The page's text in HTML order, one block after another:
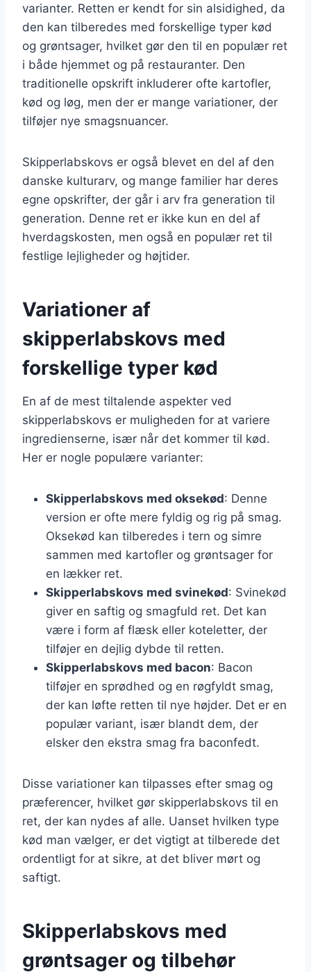
varianter. Retten er kendt for sin alsidighed, da
den kan tilberedes med forskellige typer kød
og grøntsager, hvilket gør den til en populær ret
i både hjemmet og på restauranter. Den
traditionelle opskrift inkluderer ofte kartofler,
kød og løg, men der er mange variationer, der
tilføjer nye smagsnuancer.
Skipperlabskovs er også blevet en del af den
danske kulturarv, og mange familier har deres
egne opskrifter, der går i arv fra generation til
generation. Denne ret er ikke kun en del af
hverdagskosten, men også en populær ret til
festlige lejligheder og højtider.
Variationer af
skipperlabskovs med
forskellige typer kød
En af de mest tiltalende aspekter ved
skipperlabskovs er muligheden for at variere
ingredienserne, især når det kommer til kød.
Her er nogle populære varianter:
Skipperlabskovs med oksekød: Denne
version er ofte mere fyldig og rig på smag.
Oksekød kan tilberedes i tern og simre
sammen med kartofler og grøntsager for
en lækker ret.
Skipperlabskovs med svinekød: Svinekød
giver en saftig og smagfuld ret. Det kan
være i form af flæsk eller koteletter, der
tilføjer en dejlig dybde til retten.
Skipperlabskovs med bacon: Bacon
tilføjer en sprødhed og en røgfyldt smag,
der kan løfte retten til nye højder. Det er en
populær variant, især blandt dem, der
elsker den ekstra smag fra baconfedt.
Disse variationer kan tilpasses efter smag og
præferencer, hvilket gør skipperlabskovs til en
ret, der kan nydes af alle. Uanset hvilken type
kød man vælger, er det vigtigt at tilberede det
ordentligt for at sikre, at det bliver mørt og
saftigt.
Skipperlabskovs med
grøntsager og tilbehør